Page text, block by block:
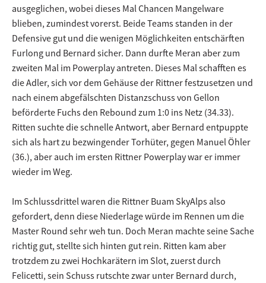
ausgeglichen, wobei dieses Mal Chancen Mangelware
blieben, zumindest vorerst. Beide Teams standen in der
Defensive gut und die wenigen Möglichkeiten entschärften
Furlong und Bernard sicher. Dann durfte Meran aber zum
zweiten Mal im Powerplay antreten. Dieses Mal schafften es
die Adler, sich vor dem Gehäuse der Rittner festzusetzen und
nach einem abgefälschten Distanzschuss von Gellon
beförderte Fuchs den Rebound zum 1:0 ins Netz (34.33).
Ritten suchte die schnelle Antwort, aber Bernard entpuppte
sich als hart zu bezwingender Torhüter, gegen Manuel Öhler
(36.), aber auch im ersten Rittner Powerplay war er immer
wieder im Weg.
Im Schlussdrittel waren die Rittner Buam SkyAlps also
gefordert, denn diese Niederlage würde im Rennen um die
Master Round sehr weh tun. Doch Meran machte seine Sache
richtig gut, stellte sich hinten gut rein. Ritten kam aber
trotzdem zu zwei Hochkarätern im Slot, zuerst durch
Felicetti, sein Schuss rutschte zwar unter Bernard durch,